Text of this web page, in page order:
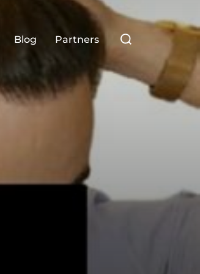
Blog Partners
Zoek
naar: